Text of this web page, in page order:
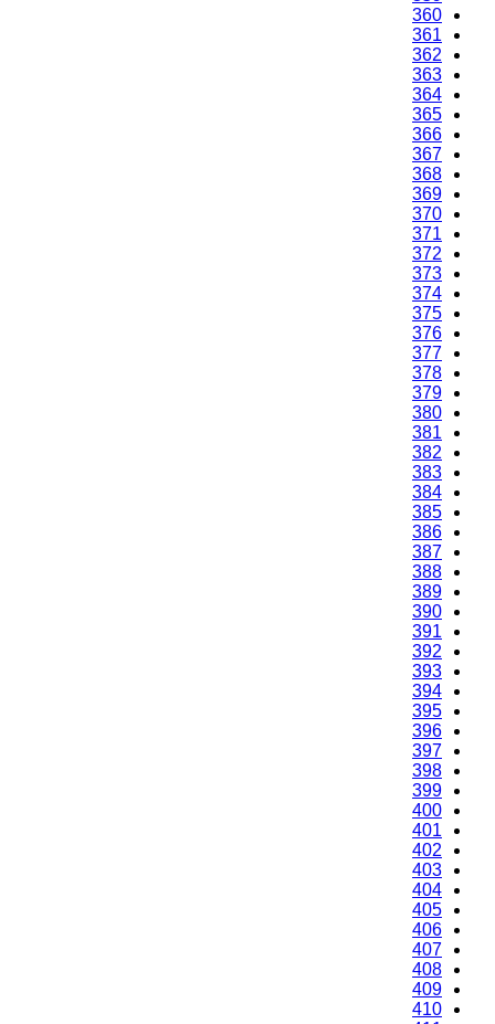
360
361
362
363
364
365
366
367
368
369
370
371
372
373
374
375
376
377
378
379
380
381
382
383
384
385
386
387
388
389
390
391
392
393
394
395
396
397
398
399
400
401
402
403
404
405
406
407
408
409
410